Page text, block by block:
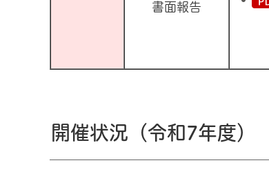
書面報告
開催状況（令和7年度）